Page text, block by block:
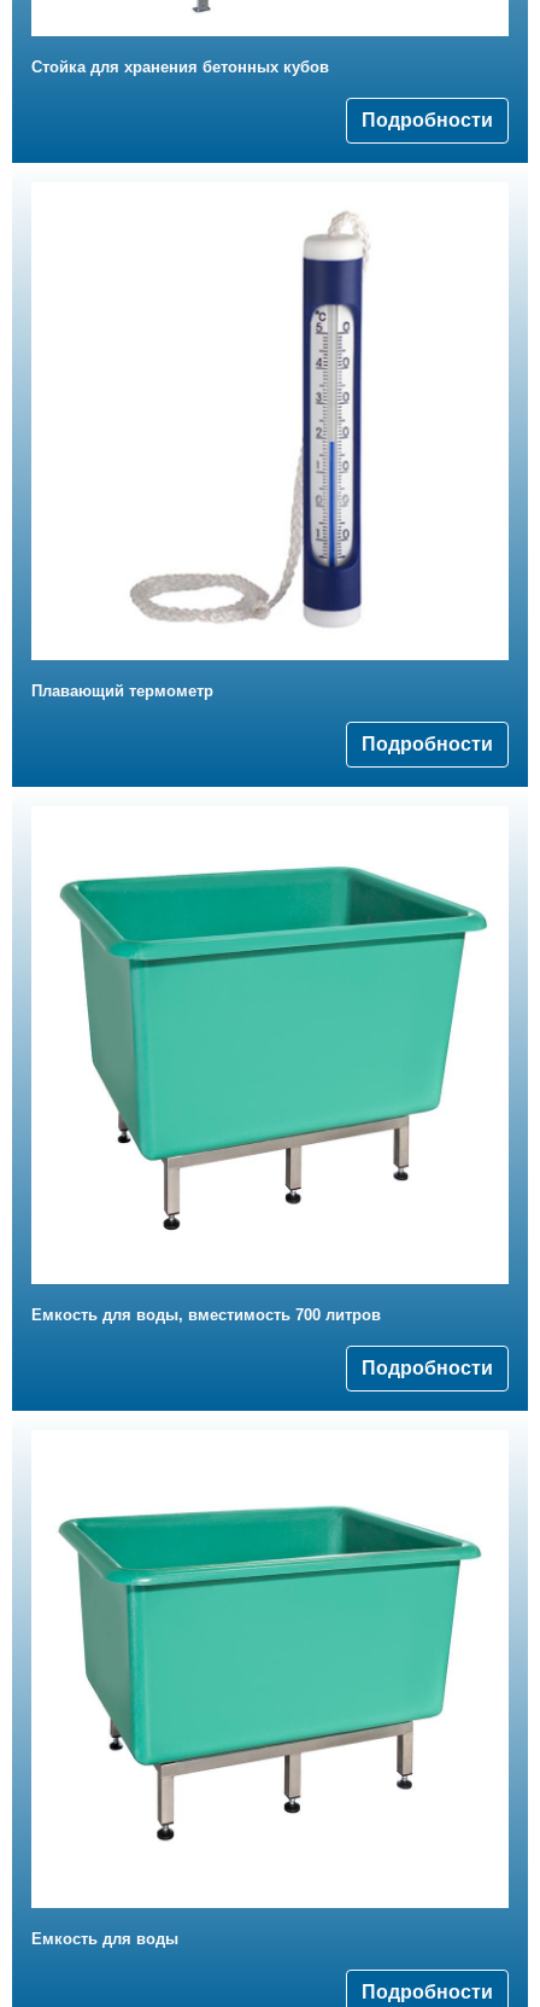
Стойка для хранения бетонных кубов
Подробности
Плавающий термометр
Подробности
Емкость для воды, вместимость 700 литров
Подробности
Емкость для воды
Подробности